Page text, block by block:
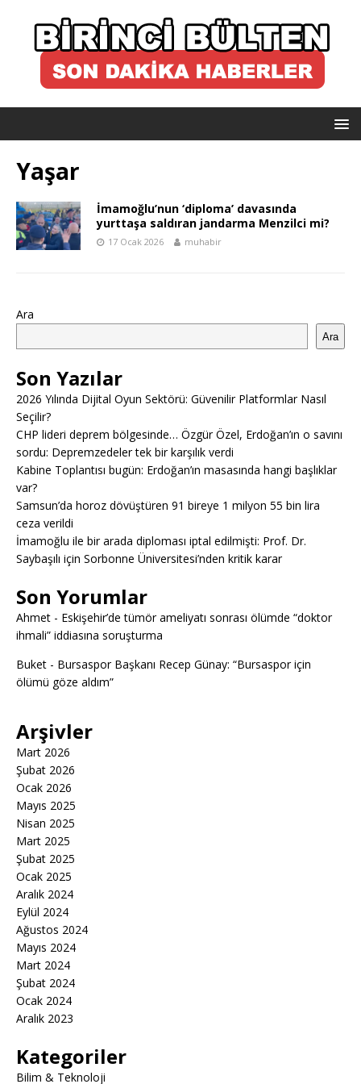
Yaşar
İmamoğlu’nun ‘diploma’ davasında
yurttaşa saldıran jandarma Menzilci mi?
17 Ocak 2026 muhabir
Ara
Ara
Son Yazılar
2026 Yılında Dijital Oyun Sektörü: Güvenilir Platformlar Nasıl
Seçilir?
CHP lideri deprem bölgesinde… Özgür Özel, Erdoğan’ın o savını
sordu: Depremzedeler tek bir karşılık verdi
Kabine Toplantısı bugün: Erdoğan’ın masasında hangi başlıklar
var?
Samsun’da horoz dövüştüren 91 bireye 1 milyon 55 bin lira
ceza verildi
İmamoğlu ile bir arada diploması iptal edilmişti: Prof. Dr.
Saybaşılı için Sorbonne Üniversitesi’nden kritik karar
Son Yorumlar
Ahmet - Eskişehir’de tümör ameliyatı sonrası ölümde “doktor
ihmali” iddiasına soruşturma
Buket - Bursaspor Başkanı Recep Günay: “Bursaspor için
ölümü göze aldım”
Arşivler
Mart 2026
Şubat 2026
Ocak 2026
Mayıs 2025
Nisan 2025
Mart 2025
Şubat 2025
Ocak 2025
Aralık 2024
Eylül 2024
Ağustos 2024
Mayıs 2024
Mart 2024
Şubat 2024
Ocak 2024
Aralık 2023
Kategoriler
Bilim & Teknoloji